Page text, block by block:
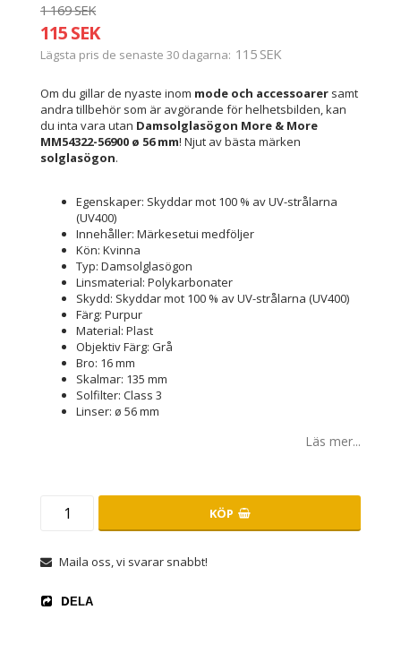
1 169 SEK
115 SEK
Lägsta pris de senaste 30 dagarna 115 SEK
Om du gillar de nyaste inom mode och accessoarer samt
andra tillbehör som är avgörande för helhetsbilden, kan
du inta vara utan Damsolglasögon More & More
MM54322-56900 ø 56 mm! Njut av bästa märken
solglasögon.
Egenskaper: Skyddar mot 100 % av UV-strålarna
(UV400)
Innehåller: Märkesetui medföljer
Kön: Kvinna
Typ: Damsolglasögon
Linsmaterial: Polykarbonater
Skydd: Skyddar mot 100 % av UV-strålarna (UV400)
Färg: Purpur
Material: Plast
Objektiv Färg: Grå
Bro: 16 mm
Skalmar: 135 mm
Solfilter: Class 3
Linser: ø 56 mm
Läs mer...
KÖP
Maila oss, vi svarar snabbt!
DELA